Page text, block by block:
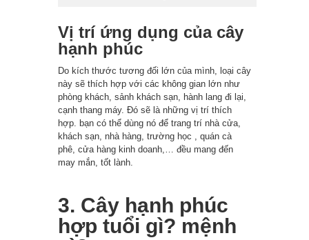
Vị trí ứng dụng của cây
hạnh phúc
Do kích thước tương đối lớn của mình, loại cây
này sẽ thích hợp với các không gian lớn như
phòng khách, sảnh khách sạn, hành lang đi lại,
cạnh thang máy. Đó sẽ là những vị trí thích
hợp. bạn có thể dùng nó để trang trí nhà cửa,
khách sạn, nhà hàng, trường học , quán cà
phê, cửa hàng kinh doanh,… đều mang đến
may mắn, tốt lành.
3. Cây hạnh phúc
hợp tuổi gì? mệnh